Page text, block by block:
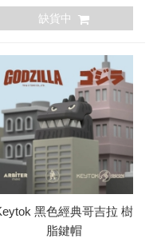
缺貨中
黑色經典哥吉拉 樹
脂鍵帽